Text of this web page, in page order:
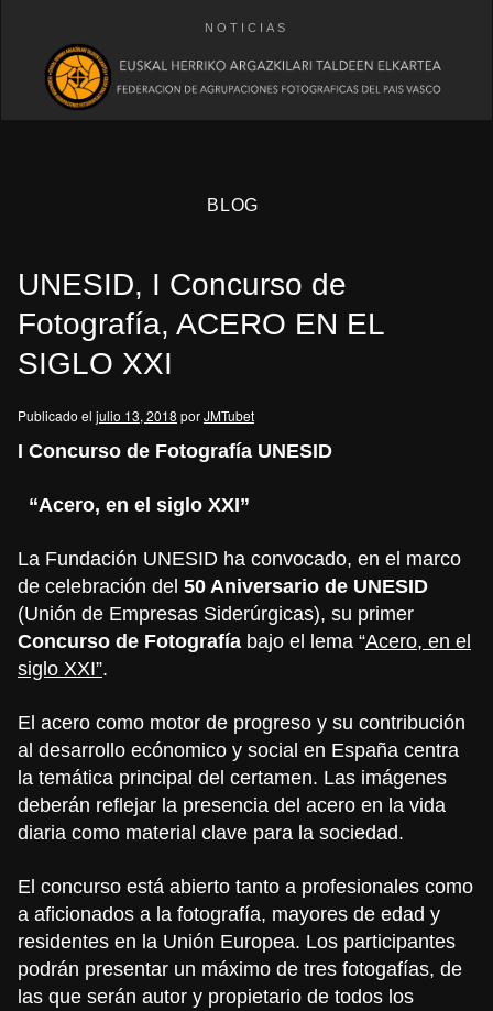
NOTICIAS
BLOG
UNESID, I Concurso de
Fotografía, ACERO EN EL
SIGLO XXI
Publicado el julio 13, 2018 porJMTubet
I Concurso de Fotografía UNESID
“Acero, en el siglo XXI”
La Fundación UNESID ha convocado, en el marco
de celebración del 50 Aniversario de UNESID
(Unión de Empresas Siderúrgicas), su primer
Concurso de Fotografía bajo el lema “Acero, en el
siglo XXI”.
El acero como motor de progreso y su contribución
al desarrollo ecónomico y social en España centra
la temática principal del certamen. Las imágenes
deberán reflejar la presencia del acero en la vida
diaria como material clave para la sociedad.
El concurso está abierto tanto a profesionales como
a aficionados a la fotografía, mayores de edad y
residentes en la Unión Europea. Los participantes
podrán presentar un máximo de tres fotogafías, de
las que serán autor y propietario de todos los